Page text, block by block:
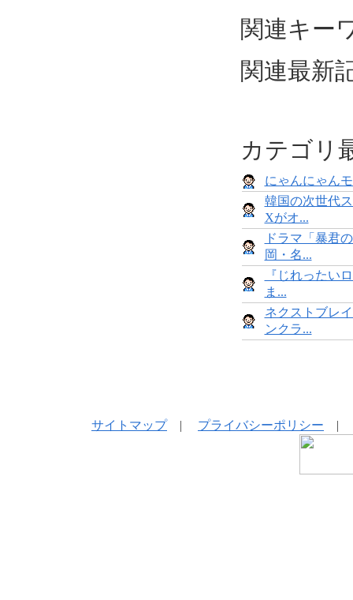
関連キー
関連最新
カテゴリ
にゃんにゃん
韓国の次世代
Xがオ...
ドラマ「暴君
岡・名...
『じれったい
ま...
ネクストブレ
ンクラ...
サイトマップ| プライバシーポリシー